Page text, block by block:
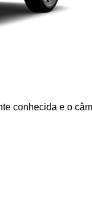
conhecida e o